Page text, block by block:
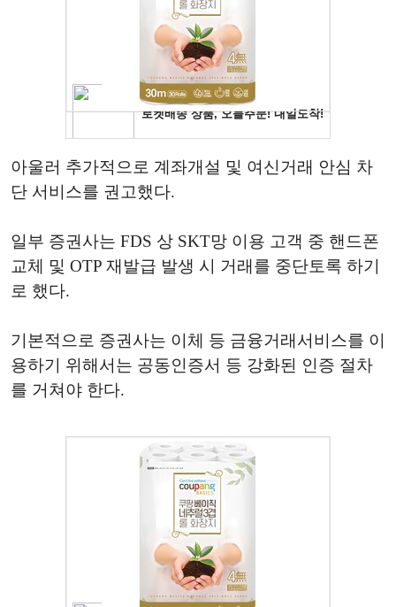
아울러 추가적으로 계좌개설 및 여신거래 안심 차
단 서비스를 권고했다.
일부 증권사는 FDS 상 SKT망 이용 고객 중 핸드폰
교체 및 OTP 재발급 발생 시 거래를 중단토록 하기
로 했다.
기본적으로 증권사는 이체 등 금융거래서비스를 이
용하기 위해서는 공동인증서 등 강화된 인증 절차
를 거쳐야 한다.